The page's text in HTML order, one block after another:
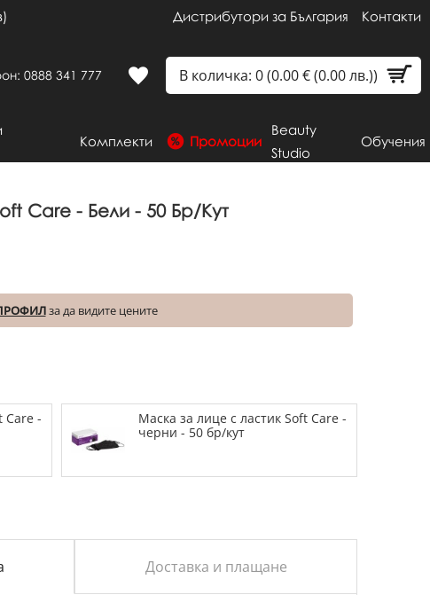
Дистрибутори за България Контакти
0888 341 777 В количка: 0 (0.00 € (0.00 лв.))
Комплекти Промоции
Beauty
Studio
Обучения
Care - Бели - 50 Бр/кут
за да видите цените
Care -
Маска за лице с ластик Soft Care -
черни - 50 бр/кут
Доставка и плащане